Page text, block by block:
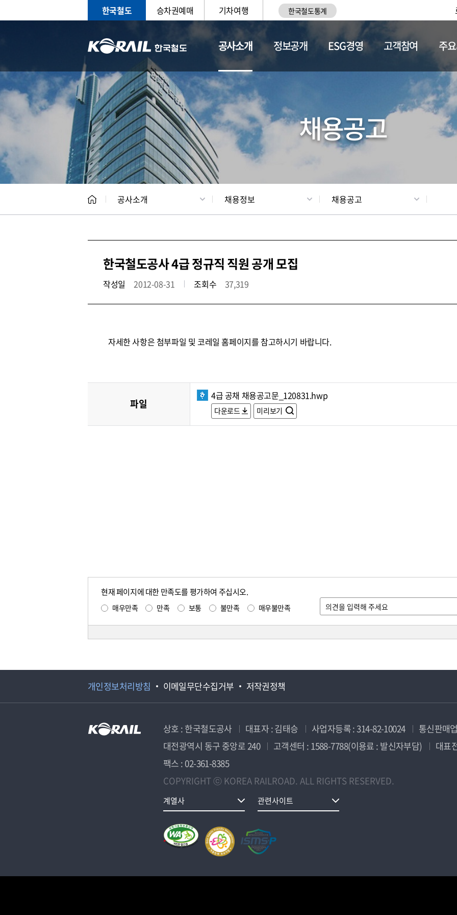
한국철도 승차권예매 기차여행 한국철도통계
공사소개
CEO 일반현황 채용정보
정보공개 ESG경영 고객참여 주
채용공고
공사소개 채용정보 채용공고
한국철도공사 4급 정규직 직원 공개 모집
작성일 2012-08-31 조회수 37,319
자세한 사항은 첨부파일 및 코레일 홈페이지를 참고하시기 바랍니다.
파일
4급 공채 채용공고문_120831.hwp
다운로드 미리보기
현재 페이지에 대한 만족도를 평가하여 주십시오.
매우만족 만족 보통 불만족 매우불만족
개인정보처리방침 이메일무단수집거부 저작권정책
상호 : 한국철도공사 대표자 : 김태승 사업자등록 : 314-82-10024
통신판매
대전광역시 동구 중앙로 240
고객센터 : 1588-7788(이용료 : 발신자부담)
대표
팩스 : 02-361-8385
COPYRIGHT ⓒ KOREA RAILROAD. ALL RIGHTS RESERVED.
계열사 관련사이트